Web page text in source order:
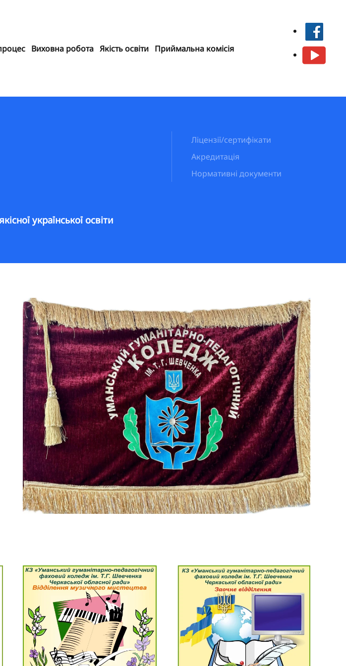
Виховна робота Якість освіти Приймальна комісія
Ліцензії/сертифікати
Акредитація
Нормативні документи
української освіти